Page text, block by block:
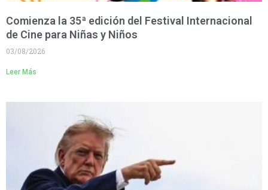
Comienza la 35ª edición del Festival Internacional
de Cine para Niñas y Niños
03/08/2026
Leer Más